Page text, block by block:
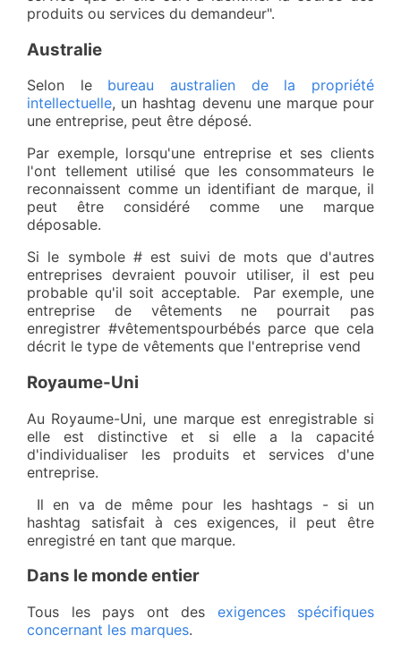
produits ou services du demandeur".
Australie
Selon le bureau australien de la propriété
intellectuelle, un hashtag devenu une marque pour
une entreprise, peut être déposé.
Par exemple, lorsqu'une entreprise et ses clients
l'ont tellement utilisé que les consommateurs le
reconnaissent comme un identifiant de marque, il
peut être considéré comme une marque
déposable.
Si le symbole # est suivi de mots que d'autres
entreprises devraient pouvoir utiliser, il est peu
probable qu'il soit acceptable. Par exemple, une
entreprise de vêtements ne pourrait pas
enregistrer #vêtementspourbébés parce que cela
décrit le type de vêtements que l'entreprise vend
Royaume-Uni
Au Royaume-Uni, une marque est enregistrable si
elle est distinctive et si elle a la capacité
d'individualiser les produits et services d'une
entreprise.
Il en va de même pour les hashtags - si un
hashtag satisfait à ces exigences, il peut être
enregistré en tant que marque.
Dans le monde entier
Tous les pays ont des exigences spécifiques
concernant les marques.